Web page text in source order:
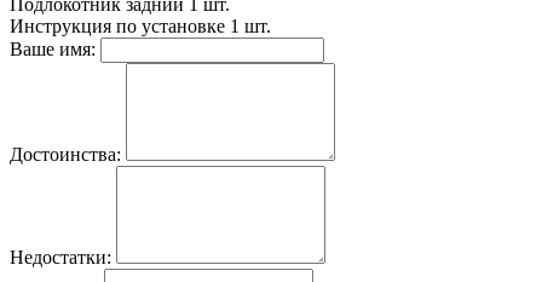
Инструкция по установке 1 шт.
Ваше имя:
Достоинства:
Недостатки: